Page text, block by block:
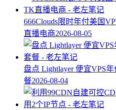
666Clouds限时年付美国
直播电商2026-08-05
盘点 Lightlayer 便宜VPS
餐2026-08-04